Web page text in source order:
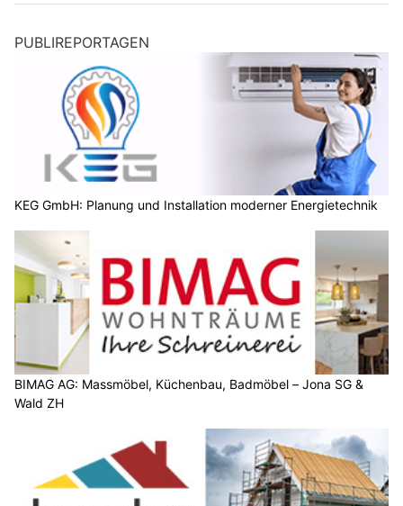
PUBLIREPORTAGEN
KEG GmbH: Planung und Installation moderner Energietechnik
BIMAG AG: Massmöbel, Küchenbau, Badmöbel – Jona SG &
Wald ZH